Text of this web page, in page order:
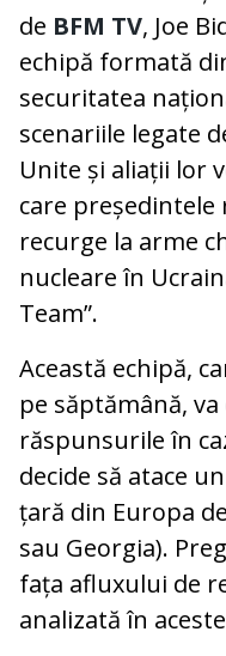
de BFM TV, Joe
echipă formată
securitatea
scenariile legate
Unite și aliații lor
care președintele
recurge la arme
nucleare în
Team”.
Această echipă,
pe săptămână,
răspunsurile în
decide să atace
țară din Europa
sau Georgia).
fața afluxului de
analizată în